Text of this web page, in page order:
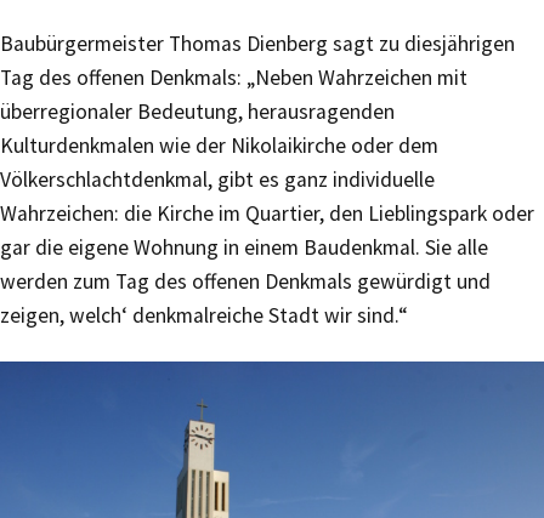
Baubürgermeister Thomas Dienberg sagt zu diesjährigen
Tag des offenen Denkmals: „Neben Wahrzeichen mit
überregionaler Bedeutung, herausragenden
Kulturdenkmalen wie der Nikolaikirche oder dem
Völkerschlachtdenkmal, gibt es ganz individuelle
Wahrzeichen: die Kirche im Quartier, den Lieblingspark oder
gar die eigene Wohnung in einem Baudenkmal. Sie alle
werden zum Tag des offenen Denkmals gewürdigt und
zeigen, welch‘ denkmalreiche Stadt wir sind.“